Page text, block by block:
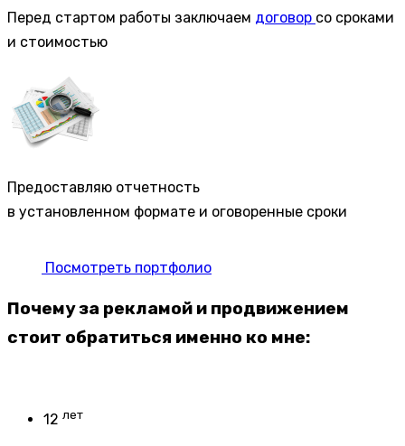
Перед стартом работы заключаем договор со сроками
и стоимостью
Предоставляю отчетность
в установленном формате и оговоренные сроки
Посмотреть портфолио
Почему за рекламой и продвижением
стоит обратиться именно ко мне:
12 лет